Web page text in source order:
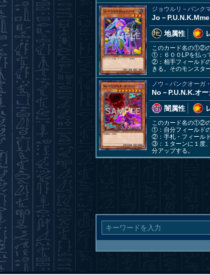
ジョウルリ－パンク
Jo－
地属性
このカード名の①②の
①：６００LPを払っ
②：相手フィールド
きる。そのモンスタ
ノウ－パンクオーガ
No－P.U.N.K.オ
闇属性
このカード名の①②の
①：自分フィールド
②：手札・フィール
③：１ターンに１度
分アップする。